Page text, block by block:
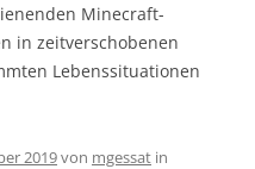
Minecraft-
in zeitverschobenen
Lebenssituationen
2019von mgessat in